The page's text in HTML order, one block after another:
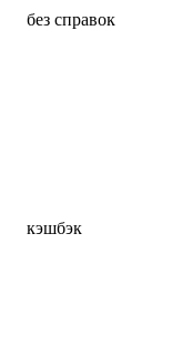
без справок
кэшбэк